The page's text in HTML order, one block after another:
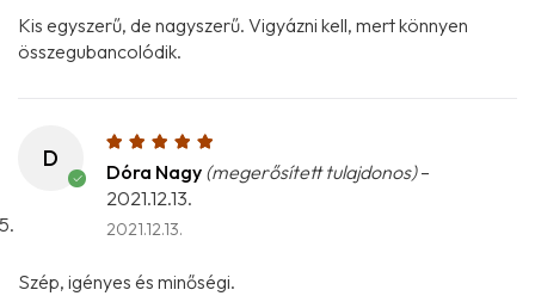
Kis egyszerű, de nagyszerű. Vigyázni kell, mert könnyen
összegubancolódik.
D
Dóra Nagy (megerősített tulajdonos) –
2021.12.13.
2021.12.13.
Szép, igényes és minőségi.